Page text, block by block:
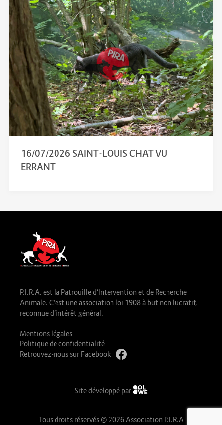
16/07/2026 SAINT-LOUIS CHAT VU
ERRANT
P.I.R.A. est la Patrouille d’Intervention et de Recherche
Animale. C’est une association loi 1908 à but non lucratif,
reconnue d’intérêt général.
Mentions légales
Politique de confidentialité
Retrouvez-nous sur Facebook
Site développé par
Tous droits réservés © 2026 Association P.I.R.A